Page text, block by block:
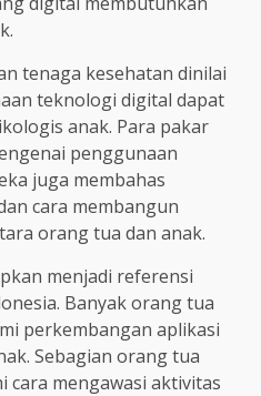
tenaga kesehatan dinilai
teknologi digital dapat
anak. Para pakar
penggunaan
juga membahas
cara membangun
orang tua dan anak.
menjadi referensi
Banyak orang tua
perkembangan aplikasi
Sebagian orang tua
cara mengawasi aktivitas